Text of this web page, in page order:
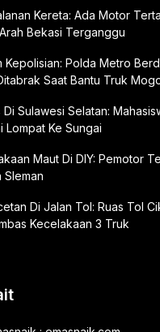
Kereta: Ada Motor
Bekasi Terganggu
Kepolisian: Polda Metro
Saat Bantu Truk
Di Sulawesi Selatan:
Lompat Ke Sungai
Maut Di DIY: Pemotor
Sleman
Di Jalan Tol: Ruas Tol
Kecelakaan 3 Truk